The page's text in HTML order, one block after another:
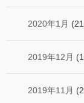
2020年1月
2019年12月
2019年11月